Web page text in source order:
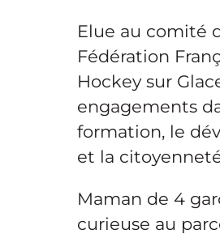
Elue au comité
Fédération
Hockey sur
engagements
formation, le
et la
Maman de 4
curieuse au